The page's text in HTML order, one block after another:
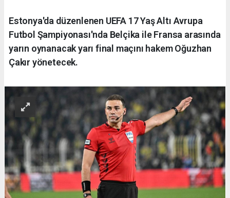
Estonya'da düzenlenen UEFA 17 Yaş Altı Avrupa
Futbol Şampiyonası'nda Belçika ile Fransa arasında
yarın oynanacak yarı final maçını hakem Oğuzhan
Çakır yönetecek.